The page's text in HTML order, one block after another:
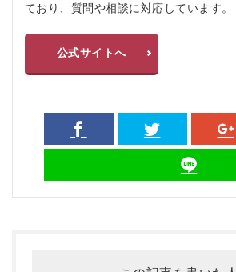
ており、質問や相談に対応しています。
公式サイトへ